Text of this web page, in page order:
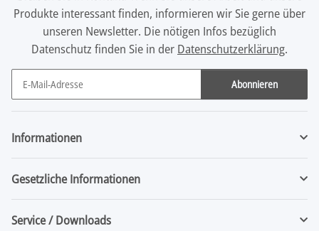
Produkte interessant finden, informieren wir Sie gerne über
unseren Newsletter. Die nötigen Infos bezüglich
Datenschutz finden Sie in der Datenschutzerklärung.
Abonnieren
Newsletter Abonnieren
Informationen
Gesetzliche Informationen
Service / Downloads